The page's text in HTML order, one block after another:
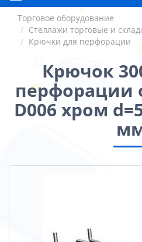
Торговое оборудование
Стеллажи торговые и
Крючки для перфорации
Крючок
перфорации
D006 хром